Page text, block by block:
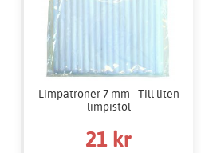
Limpatroner 7 mm - Till liten
limpistol
21 kr